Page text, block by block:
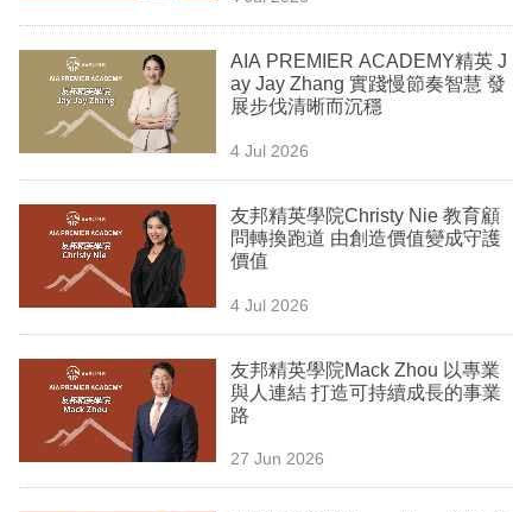
區
AIA PREMIER ACADEMY精英 J
ay Jay Zhang 實踐慢節奏智慧 發
展步伐清晰而沉穩
4 Jul 2026
友邦精英學院Christy Nie 教育顧
問轉換跑道 由創造價值變成守護
價值
4 Jul 2026
友邦精英學院Mack Zhou 以專業
與人連結 打造可持續成長的事業
路
27 Jun 2026